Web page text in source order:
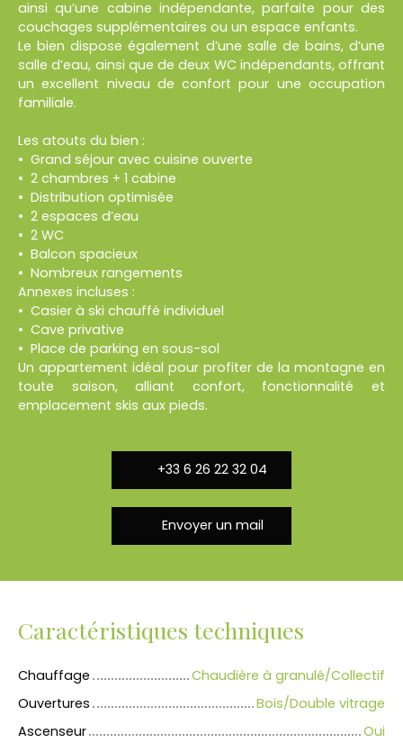
ainsi qu’une cabine indépendante, parfaite pour des
couchages supplémentaires ou un espace enfants.
Le bien dispose également d’une salle de bains, d’une
salle d’eau, ainsi que de deux WC indépendants, offrant
un excellent niveau de confort pour une occupation
familiale.
Les atouts du bien :
Grand séjour avec cuisine ouverte
2 chambres + 1 cabine
Distribution optimisée
2 espaces d’eau
2 WC
Balcon spacieux
Nombreux rangements
Annexes incluses :
Casier à ski chauffé individuel
Cave privative
Place de parking en sous-sol
Un appartement idéal pour profiter de la montagne en
toute saison, alliant confort, fonctionnalité et
emplacement skis aux pieds.
+33 6 26 22 32 04
Envoyer un mail
Caractéristiques techniques
Chauffage
Chaudière à granulé/Collectif
Ouvertures
Bois/Double vitrage
Ascenseur
Oui